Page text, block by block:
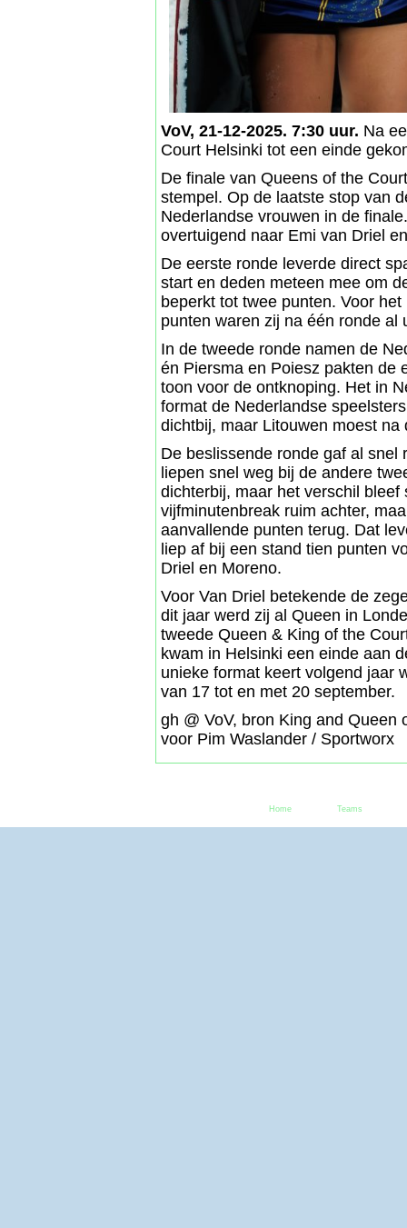
VoV, 21-12-2025. 7:30 uur. Na
Court Helsinki tot een einde
De finale van Queens of the
stempel. Op de laatste stop van
Nederlandse vrouwen in de
overtuigend naar Emi van Driel
De eerste ronde leverde direct
start en deden meteen mee om
beperkt tot twee punten. Voor
punten waren zij na één ronde al
In de tweede ronde namen de
én Piersma en Poiesz pakten de
toon voor de ontknoping. Het in
format de Nederlandse
dichtbij, maar Litouwen moest na
De beslissende ronde gaf al snel
liepen snel weg bij de andere
dichterbij, maar het verschil
vijfminutenbreak ruim achter,
aanvallende punten terug. Dat
liep af bij een stand tien punten
Driel en Moreno.
Voor Van Driel betekende de
dit jaar werd zij al Queen in
tweede Queen & King of the
kwam in Helsinki een einde aan
unieke format keert volgend jaar
van 17 tot en met 20 september.
gh @ VoV, bron King and
voor Pim Waslander / Sportworx
Home Teams